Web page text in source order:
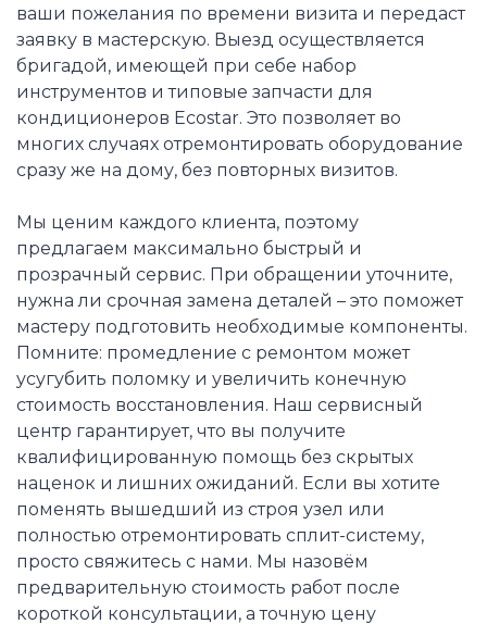
ваши пожелания по времени визита и передаст
заявку в мастерскую. Выезд осуществляется
бригадой, имеющей при себе набор
инструментов и типовые запчасти для
кондиционеров Ecostar. Это позволяет во
многих случаях отремонтировать оборудование
сразу же на дому, без повторных визитов.
Мы ценим каждого клиента, поэтому
предлагаем максимально быстрый и
прозрачный сервис. При обращении уточните,
нужна ли срочная замена деталей – это поможет
мастеру подготовить необходимые компоненты.
Помните: промедление с ремонтом может
усугубить поломку и увеличить конечную
стоимость восстановления. Наш сервисный
центр гарантирует, что вы получите
квалифицированную помощь без скрытых
наценок и лишних ожиданий. Если вы хотите
поменять вышедший из строя узел или
полностью отремонтировать сплит-систему,
просто свяжитесь с нами. Мы назовём
предварительную стоимость работ после
короткой консультации, а точную цену